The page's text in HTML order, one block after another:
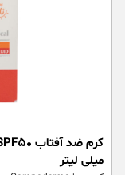
میلی لیتر